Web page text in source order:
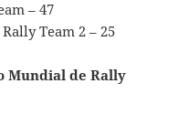
– 47
Team 2 – 25
Mundial de Rally